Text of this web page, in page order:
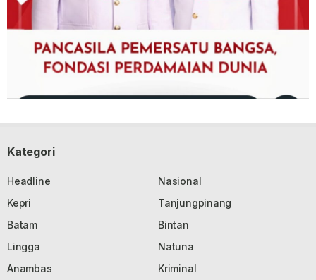
Kategori
Headline
Nasional
Kepri
Tanjungpinang
Batam
Bintan
Lingga
Natuna
Anambas
Kriminal